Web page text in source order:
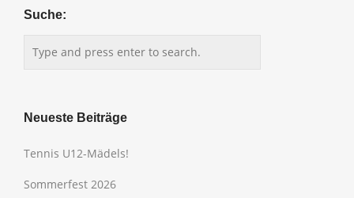
Suche:
Neueste Beiträge
Tennis U12-Mädels!
Sommerfest 2026